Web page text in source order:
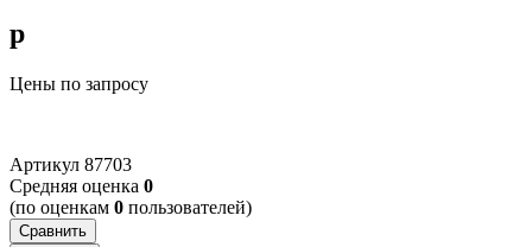
p
Цены по запросу
Артикул 87703
Cредняя оценка 0
(по оценкам 0 пользователей)
Сравнить